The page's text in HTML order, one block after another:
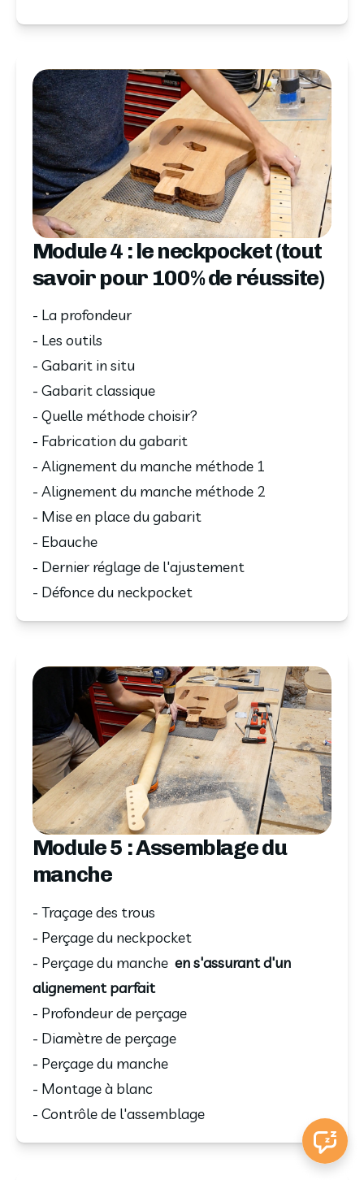
Module 4 : le neckpocket (tout
savoir pour 100% de réussite)
- La profondeur
- Les outils
- Gabarit in situ
- Gabarit classique
- Quelle méthode choisir?
- Fabrication du gabarit
- Alignement du manche méthode 1
- Alignement du manche méthode 2
- Mise en place du gabarit
- Ebauche
- Dernier réglage de l'ajustement
- Défonce du neckpocket
Module 5 : Assemblage du
manche
- Traçage des trous
- Perçage du neckpocket
- Perçage du manche en s'assurant d'un
alignement parfait
- Profondeur de perçage
- Diamètre de perçage
- Perçage du manche
- Montage à blanc
- Contrôle de l'assemblage